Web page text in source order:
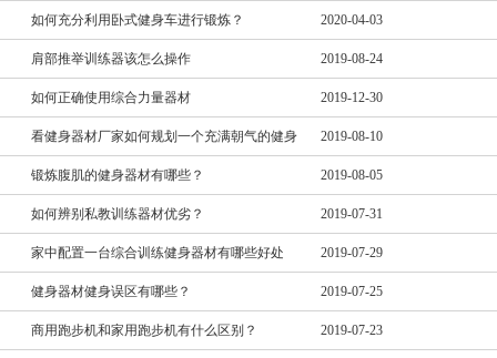
如何充分利用卧式健身车进行锻炼？ 2020-04-03
肩部推举训练器该怎么操作 2019-08-24
如何正确使用综合力量器材 2019-12-30
看健身器材厂家如何规划一个充满朝气的健身 2019-08-10
锻炼腹肌的健身器材有哪些？ 2019-08-05
如何辨别私教训练器材优劣？ 2019-07-31
家中配置一台综合训练健身器材有哪些好处 2019-07-29
健身器材健身误区有哪些？ 2019-07-25
商用跑步机和家用跑步机有什么区别？ 2019-07-23